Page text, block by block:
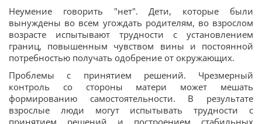
Неумение говорить "нет". Дети, которые были
вынуждены во всем угождать родителям, во взрослом
возрасте испытывают трудности с установлением
границ, повышенным чувством вины и постоянной
потребностью получать одобрение от окружающих.
Проблемы с принятием решений. Чрезмерный
контроль со стороны матери может мешать
формированию самостоятельности. В результате
взрослые люди могут испытывать трудности с
принятием решений и построением стабильных